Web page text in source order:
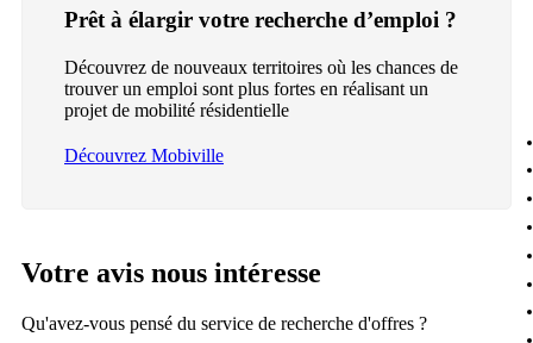
Prêt à élargir votre recherche d’emploi ?
Découvrez de nouveaux territoires où les chances de
trouver un emploi sont plus fortes en réalisant un
projet de mobilité résidentielle
Découvrez Mobiville
Votre avis nous intéresse
Qu'avez-vous pensé du service de recherche d'offres ?